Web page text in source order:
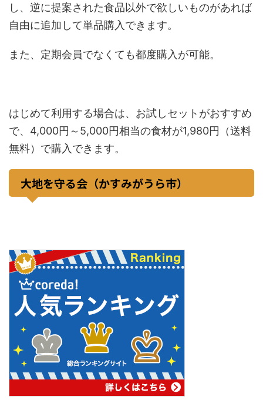
し、逆に提案された食品以外で欲しいものがあれば
自由に追加して単品購入できます。
また、定期会員でなくても都度購入が可能。
はじめて利用する場合は、お試しセットがおすすめ
で、4,000円～5,000円相当の食材が1,980円（送料
無料）で購入できます。
大地を守る会（かすみがうら市）